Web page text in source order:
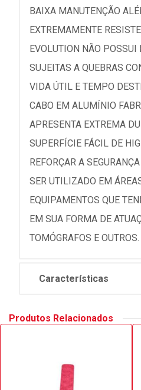
BAIXA MANUTENÇÃO
EXTREMAMENTE
EVOLUTION NÃO POSSUI
SUJEITAS A QUEBRAS
VIDA ÚTIL E TEMPO
CABO EM ALUMÍNIO
APRESENTA EXTREMA
SUPERFÍCIE FÁCIL DE
REFORÇAR A
SER UTILIZADO EM
EQUIPAMENTOS QUE
EM SUA FORMA DE
TOMÓGRAFOS E OUTROS.
Características
Produtos Relacionados